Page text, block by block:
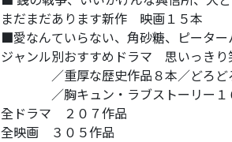
まだまだあります新作 映画１５本
■愛なんていらない、角砂糖、ピータ
ジャンル別おすすめドラマ 思いっきり
／重厚な歴史作品８本／どろどろ
／胸キュン・ラブストーリー１
全ドラマ ２０７作品
全映画 ３０５作品